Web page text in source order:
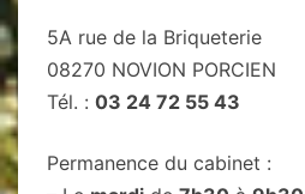
5A rue de la Briqueterie
08270 NOVION PORCIEN
Tél. : 03 24 72 55 43
Permanence du cabinet :